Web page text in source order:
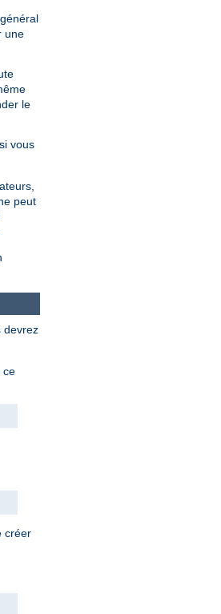
une
le
vous
peut
devrez
ce
créer